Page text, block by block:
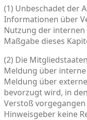
(1) Unbeschadet der
Informationen über
Nutzung der
Maßgabe dieses
(2) Die
Meldung über
Meldung über
bevorzugt wird, in
Verstoß
Hinweisgeber keine